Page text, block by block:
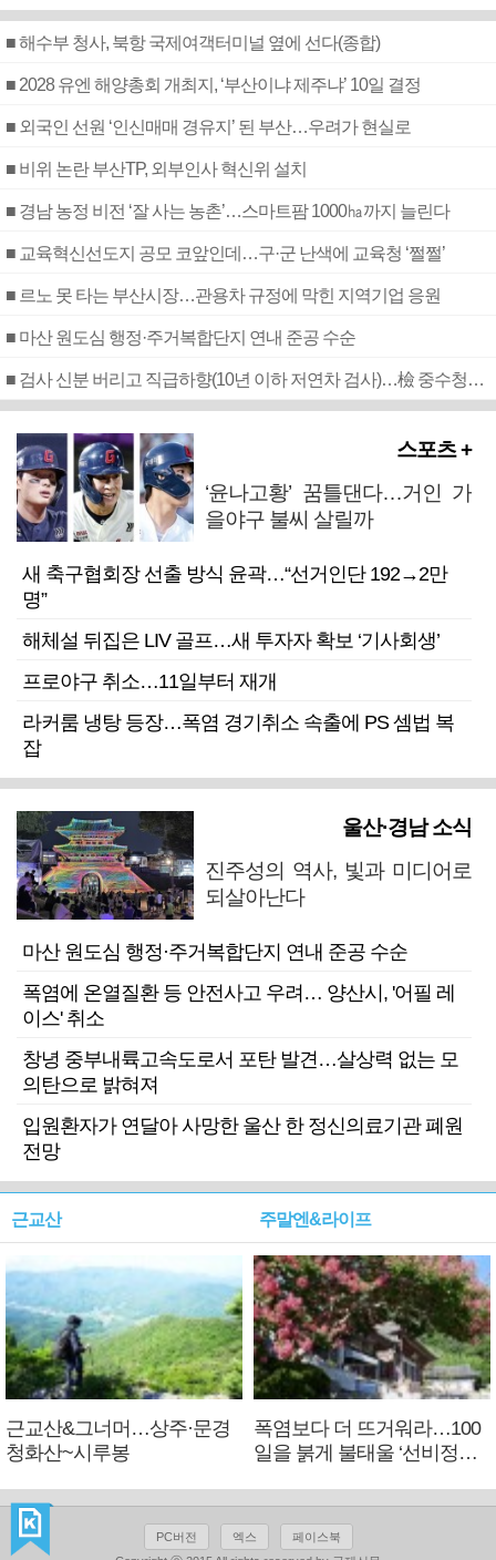
■ 해수부 청사, 북항 국제여객터미널 옆에 선다(종합)
■ 2028 유엔 해양총회 개최지, ‘부산이냐 제주냐’ 10일 결정
■ 외국인 선원 ‘인신매매 경유지’ 된 부산…우려가 현실로
■ 비위 논란 부산TP, 외부인사 혁신위 설치
■ 경남 농정 비전 ‘잘 사는 농촌’…스마트팜 1000㏊까지 늘린다
■ 교육혁신선도지 공모 코앞인데…구·군 난색에 교육청 ‘쩔쩔’
■ 르노 못 타는 부산시장…관용차 규정에 막힌 지역기업 응원
■ 마산 원도심 행정·주거복합단지 연내 준공 수순
■ 검사 신분 버리고 직급하향(10년 이하 저연차 검사)…檢 중수청행 기피
스포츠 +
‘윤나고황’ 꿈틀댄다…거인 가
을야구 불씨 살릴까
새 축구협회장 선출 방식 윤곽…“선거인단 192→2만
명”
해체설 뒤집은 LIV 골프…새 투자자 확보 ‘기사회생’
프로야구 취소…11일부터 재개
라커룸 냉탕 등장…폭염 경기취소 속출에 PS 셈법 복
잡
울산·경남 소식
진주성의 역사, 빛과 미디어로
되살아난다
마산 원도심 행정·주거복합단지 연내 준공 수순
폭염에 온열질환 등 안전사고 우려… 양산시, '어필 레
이스' 취소
창녕 중부내륙고속도로서 포탄 발견…살상력 없는 모
의탄으로 밝혀져
입원환자가 연달아 사망한 울산 한 정신의료기관 폐원
전망
근교산
근교산&그너머…상주·문경
청화산~시루봉
주말엔&라이프
폭염보다 더 뜨거워라…100
일을 붉게 불태울 ‘선비정신’
PC버전 엑스
페이스북